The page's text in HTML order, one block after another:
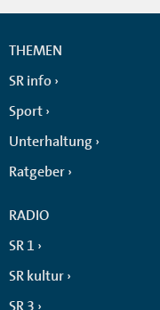
THEMEN
SR info
Sport
Unterhaltung
Ratgeber
RADIO
SR 1
SR kultur
SR 3